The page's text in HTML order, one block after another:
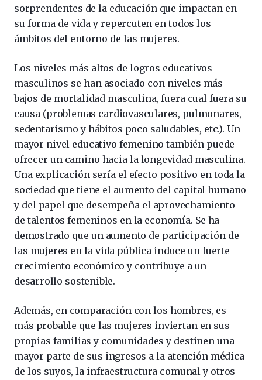
sorprendentes de la educación que impactan en
su forma de vida y repercuten en todos los
ámbitos del entorno de las mujeres.
Los niveles más altos de logros educativos
masculinos se han asociado con niveles más
bajos de mortalidad masculina, fuera cual fuera su
causa (problemas cardiovasculares, pulmonares,
sedentarismo y hábitos poco saludables, etc.). Un
mayor nivel educativo femenino también puede
ofrecer un camino hacia la longevidad masculina.
Una explicación sería el efecto positivo en toda la
sociedad que tiene el aumento del capital humano
y del papel que desempeña el aprovechamiento
de talentos femeninos en la economía. Se ha
demostrado que un aumento de participación de
las mujeres en la vida pública induce un fuerte
crecimiento económico y contribuye a un
desarrollo sostenible.
Además, en comparación con los hombres, es
más probable que las mujeres inviertan en sus
propias familias y comunidades y destinen una
mayor parte de sus ingresos a la atención médica
de los suyos, la infraestructura comunal y otros